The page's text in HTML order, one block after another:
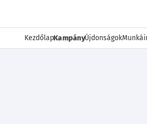
KezdőlapKampányÚjdonságok